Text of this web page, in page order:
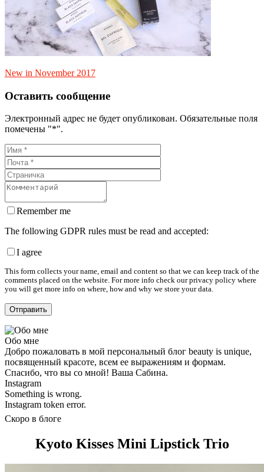
New in November 2017
Оставить сообщение
Электронный адрес не будет опубликован. Обязательные поля
помечены "*".
Remember me
The following GDPR rules must be read and accepted:
I agree
This form collects your name, email and content so that we can keep track of the
comments placed on the website. For more info check our privacy policy where
you will get more info on where, how and why we store your data.
Обо мне
Добро пожаловать в мой персональный блог beauty is unique,
посвященный красоте, всем ее выражениям и формам.
Спасибо, что вы со мной! Ваша Сабина.
Instagram
Something is wrong.
Instagram token error.
Скоро в блоге
Kyoto Kisses Mini Lipstick Trio